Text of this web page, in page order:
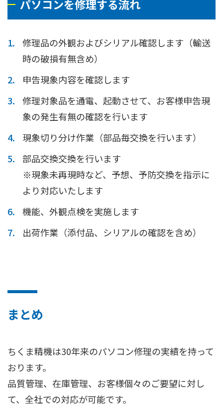
パソコンを修理する流れ
修理品の外観およびシリアル確認します（輸送
時の破損有無含め）
申告現象内容を確認します
修理対象品を通電、起動させて、お客様申告現
象の発生有無の確認を行います
現象切り分け作業（部品毎交換を行います）
部品交換交換を行います
※現象未再現時など、予想、予防交換を指示に
より対応いたします
機能、外観点検を実施します
出荷作業（添付品、シリアルの確認を含め）
まとめ
ちくま精機は30年来のパソコン修理の実績を持って
おります。
品質管理、在庫管理、お客様個々のご要望に対し
て、全社での対応が可能です。